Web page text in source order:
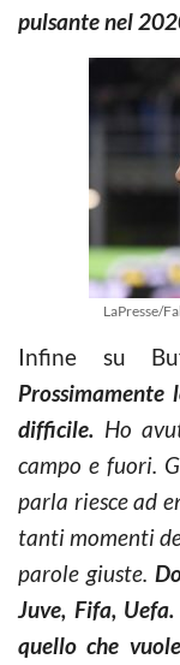
pulsante nel
LaPresse/
Infine su
Prossimamente
difficile. Ho
campo e fuori.
parla riesce ad
tanti momenti
parole giuste.
Juve, Fifa,
quello che